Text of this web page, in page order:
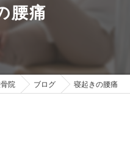
腰痛
院 ブログ 寝起きの腰痛